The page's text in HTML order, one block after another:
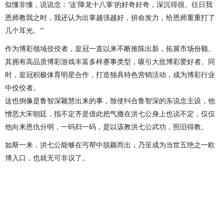
似懂非懂，说说念：‘这‘降龙十八掌’的好奇好奇，深沉得很。往日我
恩师教我之时，我还认为出掌越强越好，拚命发力，给恩师重重打了
几个耳光。’”
作为博彩领域佼佼者，皇冠一直以来不断推陈出新，拓展市场份额。
其拥有高品质博彩游戏丰富多样赛事类型，吸引大批博彩爱好者。同
时，皇冠积极体育明星合作，打造独具特色营销活动，成为博彩行业
中佼佼者。
这也倒像是鲁智深颖慧出来的事，致使纠合鲁智深的东说念主设，他
憎恶大宋朝廷，指不定齐是借此把气撒在洪七公身上也说不定，仅仅
他向来恩仇分明，一码归一码，是以该教洪七公武功，照旧得教。
如斯一来，洪七公能够在丐帮中脱颖而出，乃至成为当世五绝之一欧
博入口，也就无可非议了。